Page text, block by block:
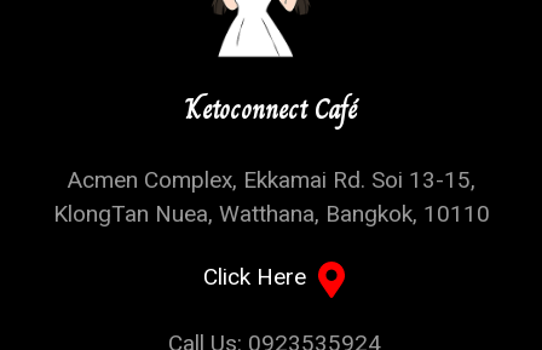
Ketoconnect Café
Acmen Complex, Ekkamai Rd. Soi 13-15,
KlongTan Nuea, Watthana, Bangkok, 10110
Click Here
Call Us: 0923535924